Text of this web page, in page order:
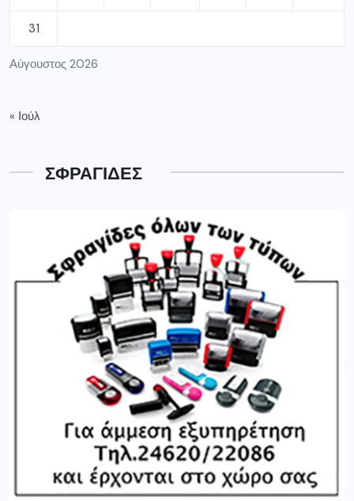
Αύγουστος 2026
31
« Ιούλ
ΣΦΡΑΓΙΔΕΣ